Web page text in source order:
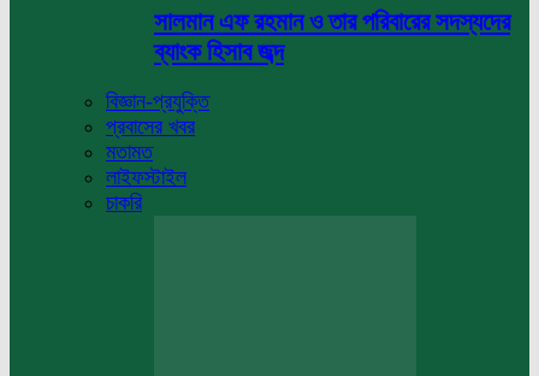
সালমান এফ রহমান ও তার পরিবারের সদস্যদের
ব্যাংক হিসাব জব্দ
বিজ্ঞান-প্রযুক্তি
প্রবাসের খবর
মতামত
লাইফস্টাইল
চাকরি